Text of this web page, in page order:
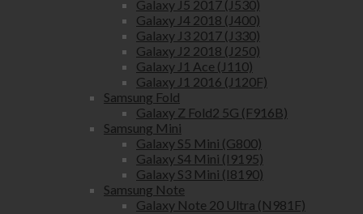
Galaxy J5 2017 (J530)
Galaxy J4 2018 (J400)
Galaxy J3 2017 (J330)
Galaxy J2 2018 (J250)
Galaxy J1 Ace (J110)
Galaxy J1 2016 (J120F)
Samsung Fold
Galaxy Z Fold2 5G (F916B)
Samsung Mini
Galaxy S5 Mini (G800)
Galaxy S4 Mini (I9195)
Galaxy S3 Mini (I8190)
Samsung Note
Galaxy Note 20 Ultra (N981F)